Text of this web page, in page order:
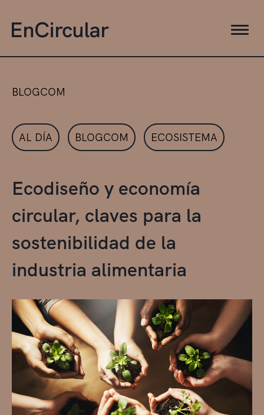
BLOGCOM
AL DÍA BLOGCOM ECOSISTEMA
Ecodiseño y economía
circular, claves para la
sostenibilidad de la
industria alimentaria